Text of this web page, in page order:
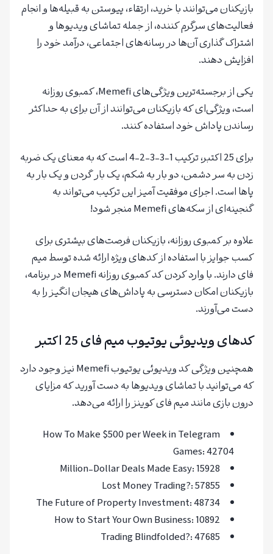
بازیکنان می‌توانند با خرید، ارتقاء، پیوستن به قبیله‌ها و انجام
فعالیت‌های سرگرم کننده، از جمله تماشای ویدیوها و
اشتراک گذاری آن‌ها در رسانه‌های اجتماعی، درآمد خود را
افزایش دهند.
یکی از برجسته‌ترین ویژگی‌های Memefi، کمبوی روزانه
است، ویژگی‌ای که بازیکنان می‌توانند از آن برای به حداکثر
رساندن پاداش خود استفاده کنند.
برای 25 اکتبر، ترکیب 1-3-3-2-4 است که به معنای یک ضربه
زدن به سر دشمن، دو بار به شکم، یک بار گردن و یک بار به
پاها است. اجرای موفقیت آمیز این ترکیب می‌تواند به
گنجینه‌ای از سکه‌های Memefi منجر شود!
علاوه بر کمبوی روزانه، بازیکنان فرصت‌های بیشتری برای
کسب جوایز با استفاده از کدهای ویژه ارائه شده توسط میم
فای دارند. با وارد کردن کد کمبوی روزانه Memefi در برنامه،
بازیکنان امکان دسترسی به پاداش‌های هیجان انگیز را به
دست می‌آورند.
کدهای ویدیوئی یوتیوب میم فای 25 اکتبر
همچنین ویژگی کد ویدیوئی یوتیوب Memefi نیز وجود دارد
که می‌توانید با تماشای ویدیوها به دست آورید که مزایای
درون بازی مانند میم فای کوینز را ارائه می‌دهد.
How To Make $500 per Week in Telegram
Games: 42704
Million-Dollar Deals Made Easy: 15928
Lost Money Trading?: 57855
The Future of Property Investment: 48734
How to Start Your Own Business: 10892
Trading Blindfolded?: 47685